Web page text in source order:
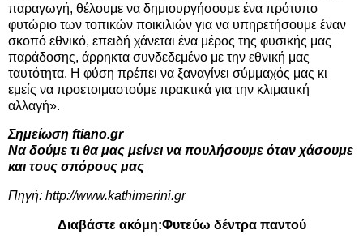
παραγωγή, θέλουμε να δημιουργήσουμε ένα πρότυπο
φυτώριο των τοπικών ποικιλιών για να υπηρετήσουμε έναν
σκοπό εθνικό, επειδή χάνεται ένα μέρος της φυσικής μας
παράδοσης, άρρηκτα συνδεδεμένο με την εθνική μας
ταυτότητα. Η φύση πρέπει να ξαναγίνει σύμμαχός μας κι
εμείς να προετοιμαστούμε πρακτικά για την κλιματική
αλλαγή».
Σημείωση ftiano.gr
Να δούμε τι θα μας μείνει να πουλήσουμε όταν χάσουμε
και τους σπόρους μας
Πηγή: http://www.kathimerini.gr
Διαβάστε ακόμη:Φυτεύω δέντρα παντού